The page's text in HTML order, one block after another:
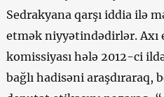
Sedrakyana qarşı iddia ilə
etmək niyyətindədirlər. Axı
komissiyası hələ 2012-ci
bağlı hadisəni araşdıraraq,